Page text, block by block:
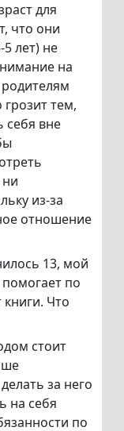
для
что они
лет) не
на
тем,
себя вне
из-за
отношение
13, мой
по
книги. Что
стоит
за него
на себя
по